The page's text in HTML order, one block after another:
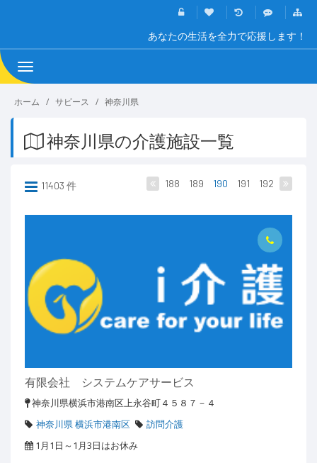
あなたの生活を全力で応援します！
Toggle
navigation
ホーム サビース 神奈川県
神奈川県の介護施設一覧
11403 件 188 189 190 191 192
有限会社 システムケアサービス
神奈川県横浜市港南区上永谷町４５８７－４
神奈川県 横浜市港南区
訪問介護
1月1日～1月3日はお休み